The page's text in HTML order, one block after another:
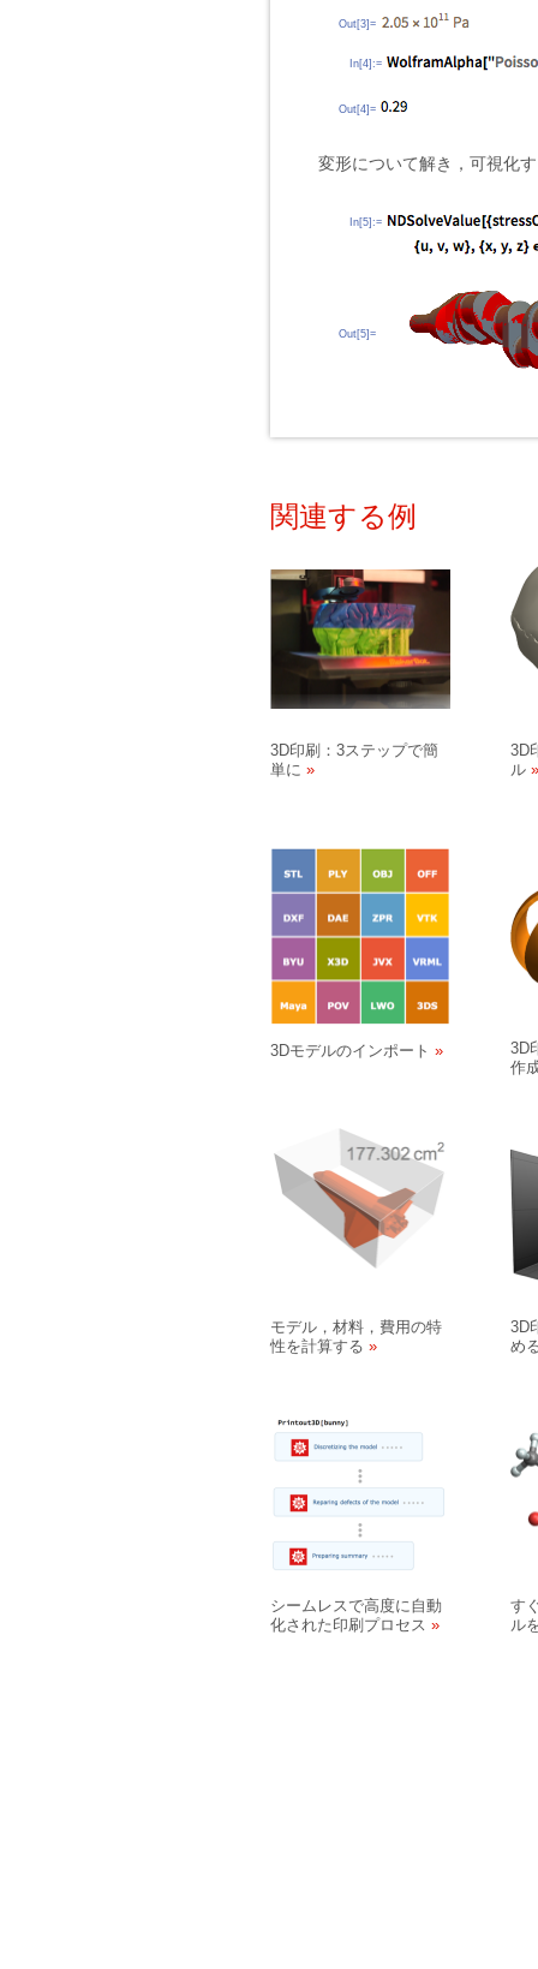
Out[3]=
In[4]:=
Out[4]=
変形について解き，可視化
In[5]:=
Out[5]=
関連する例
3D印刷：3ステップで簡
単に
3D
ル
3Dモデルのインポート
3D
作
モデル，材料，費用の特
性を計算する
3D
め
シームレスで高度に自動
化された印刷プロセス
す
ル